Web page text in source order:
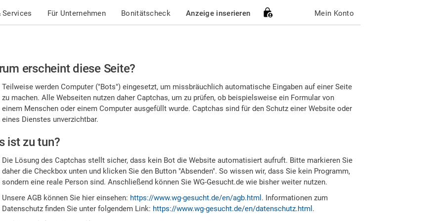
Services Für Unternehmen Bonitätscheck Anzeige inserieren Mein Konto
erscheint diese Seite?
Teilweise werden Computer ("Bots") eingesetzt, um missbräuchlich automatische Eingaben auf einer Seite
zu machen. Alle Webseiten nutzen daher Captchas, um zu prüfen, ob beispielsweise ein Formular von
einem Menschen oder einem Computer ausgefüllt wurde. Captchas sind für den Schutz einer Website oder
eines Dienstes unverzichtbar.
ist zu tun?
Die Lösung des Captchas stellt sicher, dass kein Bot die Website automatisiert aufruft. Bitte markieren Sie
daher die Checkbox unten und klicken Sie den Button "Absenden". So wissen wir, dass Sie kein Programm,
sondern eine reale Person sind. Anschließend können Sie WG-Gesucht.de wie bisher weiter nutzen.
Unsere AGB können Sie hier einsehen: https://www.wg-gesucht.de/en/agb.html . Informationen zum
Datenschutz finden Sie unter folgendem Link: https://www.wg-gesucht.de/en/datenschutz.html .